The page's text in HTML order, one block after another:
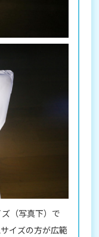
（写真下）で
イズの方が広範